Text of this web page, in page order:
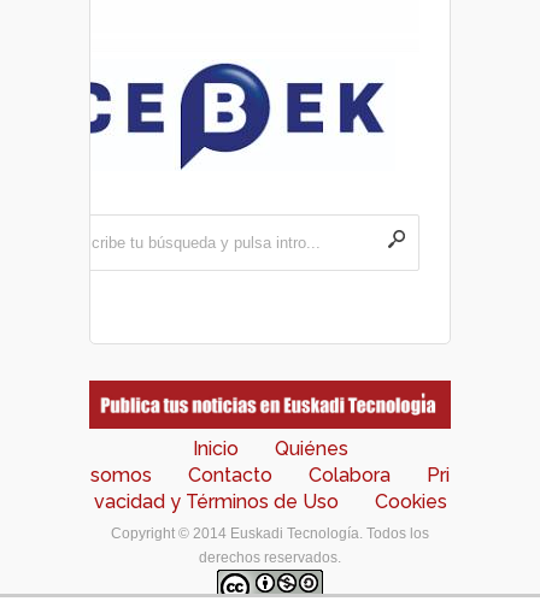
Inicio
Quiénes
somos
Contacto Colabora
Pri
vacidad y Términos de Uso
Cookies
Copyright © 2014 Euskadi Tecnología. Todos los
derechos reservados.